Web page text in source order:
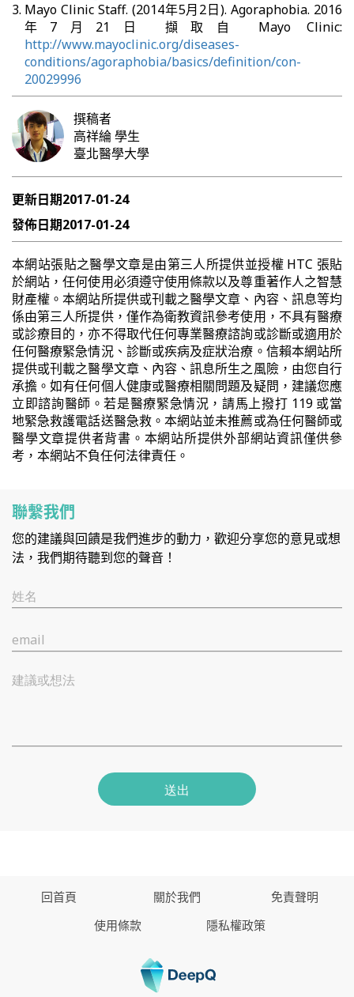
Mayo Clinic Staff. (2014年5月2日). Agoraphobia. 2016
年7月21日 擷取自 Mayo Clinic:
http://www.mayoclinic.org/diseases-
conditions/agoraphobia/basics/definition/con-
20029996
撰稿者
高祥綸學生
臺北醫學大學
更新日期2017-01-24
發佈日期2017-01-24
本網站張貼之醫學文章是由第三人所提供並授權 HTC 張貼
於網站，任何使用必須遵守使用條款以及尊重著作人之智慧
財產權。本網站所提供或刊載之醫學文章、內容、訊息等均
係由第三人所提供，僅作為衛教資訊參考使用，不具有醫療
或診療目的，亦不得取代任何專業醫療諮詢或診斷或適用於
任何醫療緊急情況、診斷或疾病及症狀治療。信賴本網站所
提供或刊載之醫學文章、內容、訊息所生之風險，由您自行
承擔。如有任何個人健康或醫療相關問題及疑問，建議您應
立即諮詢醫師。若是醫療緊急情況，請馬上撥打 119 或當
地緊急救護電話送醫急救。本網站並未推薦或為任何醫師或
醫學文章提供者背書。本網站所提供外部網站資訊僅供參
考，本網站不負任何法律責任。
聯繫我們
您的建議與回饋是我們進步的動力，歡迎分享您的意見或想
法，我們期待聽到您的聲音！
姓名
email
建議或想法
送出
回首頁 關於我們
免責聲明
使用條款
隱私權政策